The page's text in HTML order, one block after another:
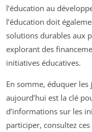
l’éducation au
l’éducation doit
solutions durables aux
explorant des
initiatives éducatives.
En somme, éduquer
aujourd’hui est la clé
d’informations sur les
participer, consultez